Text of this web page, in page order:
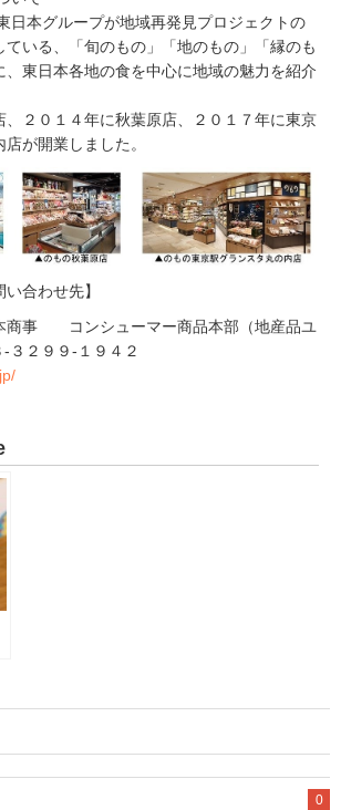
日本グループが地域再発見プロジェクトの
ている、「旬のもの」「地のもの」「縁のも
、東日本各地の食を中心に地域の魅力を紹介
、２０１４年に秋葉原店、２０１７年に東京
が開業しました。
い合わせ先】
商事 コンシューマー商品本部（地産品ユ
３２９９-１９４２
0